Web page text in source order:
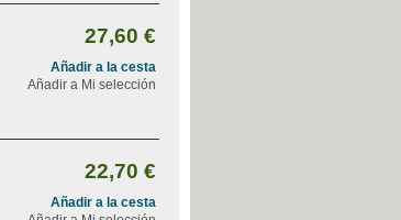
27,60 €
Añadir a la cesta
Añadir a Mi selección
22,70 €
Añadir a la cesta